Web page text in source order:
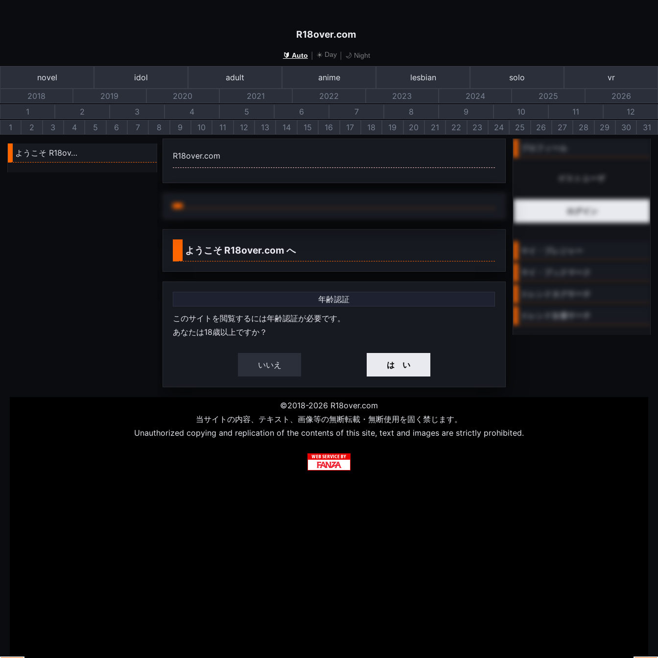
R18over.com
🔰 Auto ☀️ Day 🌙 Night
novel idol adult anime lesbian solo
vr
2018
2019 2020 2021 2022 2023 2024 2025
2026
1
2 3 4 5 6 7 8 9 10 11
12
1
2 3 4 5 6 7 8 9 10 11 12 13 14 15 16 17 18 19 20 21 22 23 24 25 26 27 28 29 30 31
ログイン
トレンド女優サーチ
R18over.com
ようこそ R18over.com へ
年齢認証
このサイトを閲覧するには年齢認証が必要です。
あなたは18歳以上ですか？
いいえ は い
ようこそ R18ov…
©2018-2026 R18over.com
当サイトの内容、テキスト、画像等の無断転載・無断使用を固く禁じます。
Unauthorized copying and replication of the contents of this site, text and images are strictly prohibited.